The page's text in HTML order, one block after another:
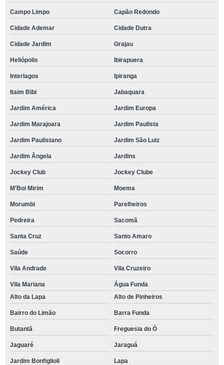
Campo Limpo Capão Redondo
Cidade Ademar Cidade Dutra
Cidade Jardim Grajau
Heliópolis Ibirapuera
Interlagos Ipiranga
Itaim Bibi Jabaquara
Jardim América Jardim Europa
Jardim Marajoara Jardim Paulista
Jardim Paulistano Jardim São Luiz
Jardim Ângela Jardins
Jockey Club Jockey Clube
M'Boi Mirim Moema
Morumbi Parelheiros
Pedreira Sacomã
Santa Cruz Santo Amaro
Saúde Socorro
Vila Andrade Vila Cruzeiro
Vila Mariana
Água Funda
Alto da Lapa
Alto de Pinheiros
Bairro do Limão Barra Funda
Butantã Freguesia do Ó
Jaguaré Jaraguá
Jardim Bonfiglioli Lapa